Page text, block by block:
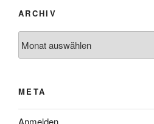
ARCHIV
META
Anmelden